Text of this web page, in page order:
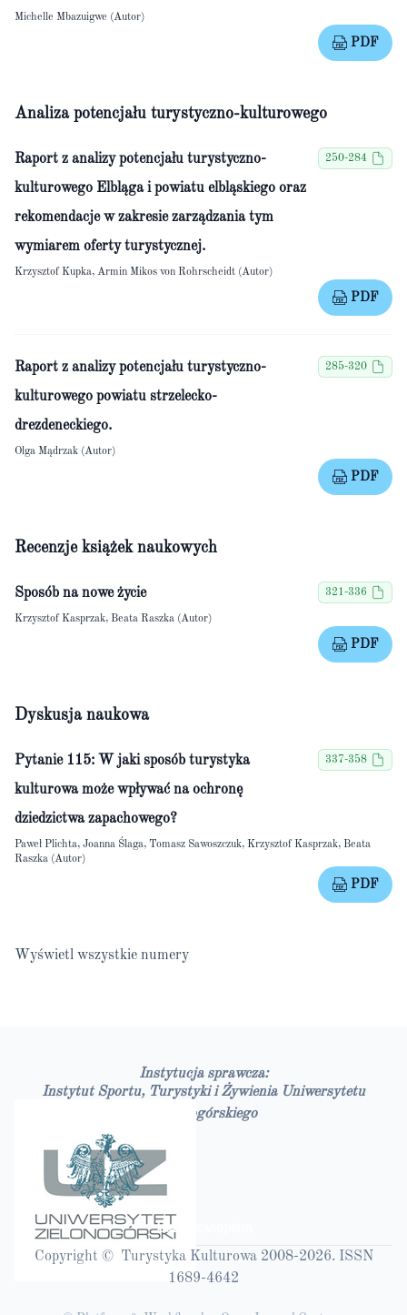
Michelle Mbazuigwe (Autor)
PDF
Analiza potencjału turystyczno-kulturowego
Raport z analizy potencjału turystyczno-
kulturowego Elbląga i powiatu elbląskiego oraz
rekomendacje w zakresie zarządzania tym
wymiarem oferty turystycznej.
250-284
Krzysztof Kupka, Armin Mikos von Rohrscheidt (Autor)
PDF
Raport z analizy potencjału turystyczno-
kulturowego powiatu strzelecko-
drezdeneckiego.
285-320
Olga Mądrzak (Autor)
PDF
Recenzje książek naukowych
Sposób na nowe życie 321-336
Krzysztof Kasprzak, Beata Raszka (Autor)
PDF
Dyskusja naukowa
Pytanie 115: W jaki sposób turystyka
kulturowa może wpływać na ochronę
dziedzictwa zapachowego?
337-358
Paweł Plichta, Joanna Ślaga, Tomasz Sawoszczuk, Krzysztof Kasprzak, Beata
Raszka (Autor)
PDF
Wyświetl wszystkie numery
Instytucja sprawcza:
Instytut Sportu, Turystyki i Żywienia Uniwersytetu
Zielonogórskiego
Bazy czasopism
Copyright © Turystyka Kulturowa 2008-2026. ISSN
1689-4642